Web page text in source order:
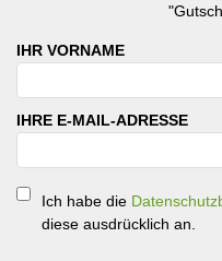
IHR VORNAME
IHRE E-MAIL-ADRESSE
Ich habe die
diese ausdrücklich an.